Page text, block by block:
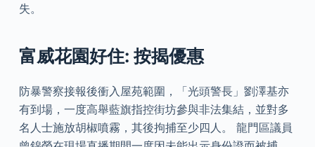
失。
富威花園好住: 按揭優惠
防暴警察接報後衝入屋苑範圍，「光頭警長」劉澤基亦
有到場，一度高舉藍旗指控街坊參與非法集結，並對多
名人士施放胡椒噴霧，其後拘捕至少四人。 龍門區議員